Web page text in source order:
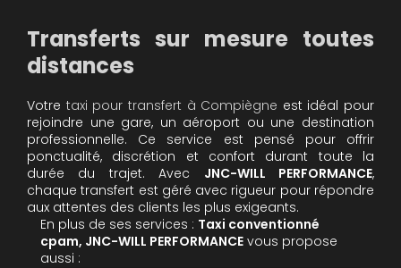
Transferts sur mesure toutes
distances
Votre taxi pour transfert à Compiègne est idéal pour
rejoindre une gare, un aéroport ou une destination
professionnelle. Ce service est pensé pour offrir
ponctualité, discrétion et confort durant toute la
durée du trajet. Avec JNC-WILL PERFORMANCE,
chaque transfert est géré avec rigueur pour répondre
aux attentes des clients les plus exigeants.
En plus de ses services : Taxi conventionné
cpam, JNC-WILL PERFORMANCE vous propose
aussi :